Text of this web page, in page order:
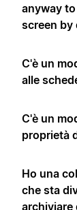
anyway
screen by
C'è un
alle
C'è un
proprietà
Ho una
che sta
archiviare